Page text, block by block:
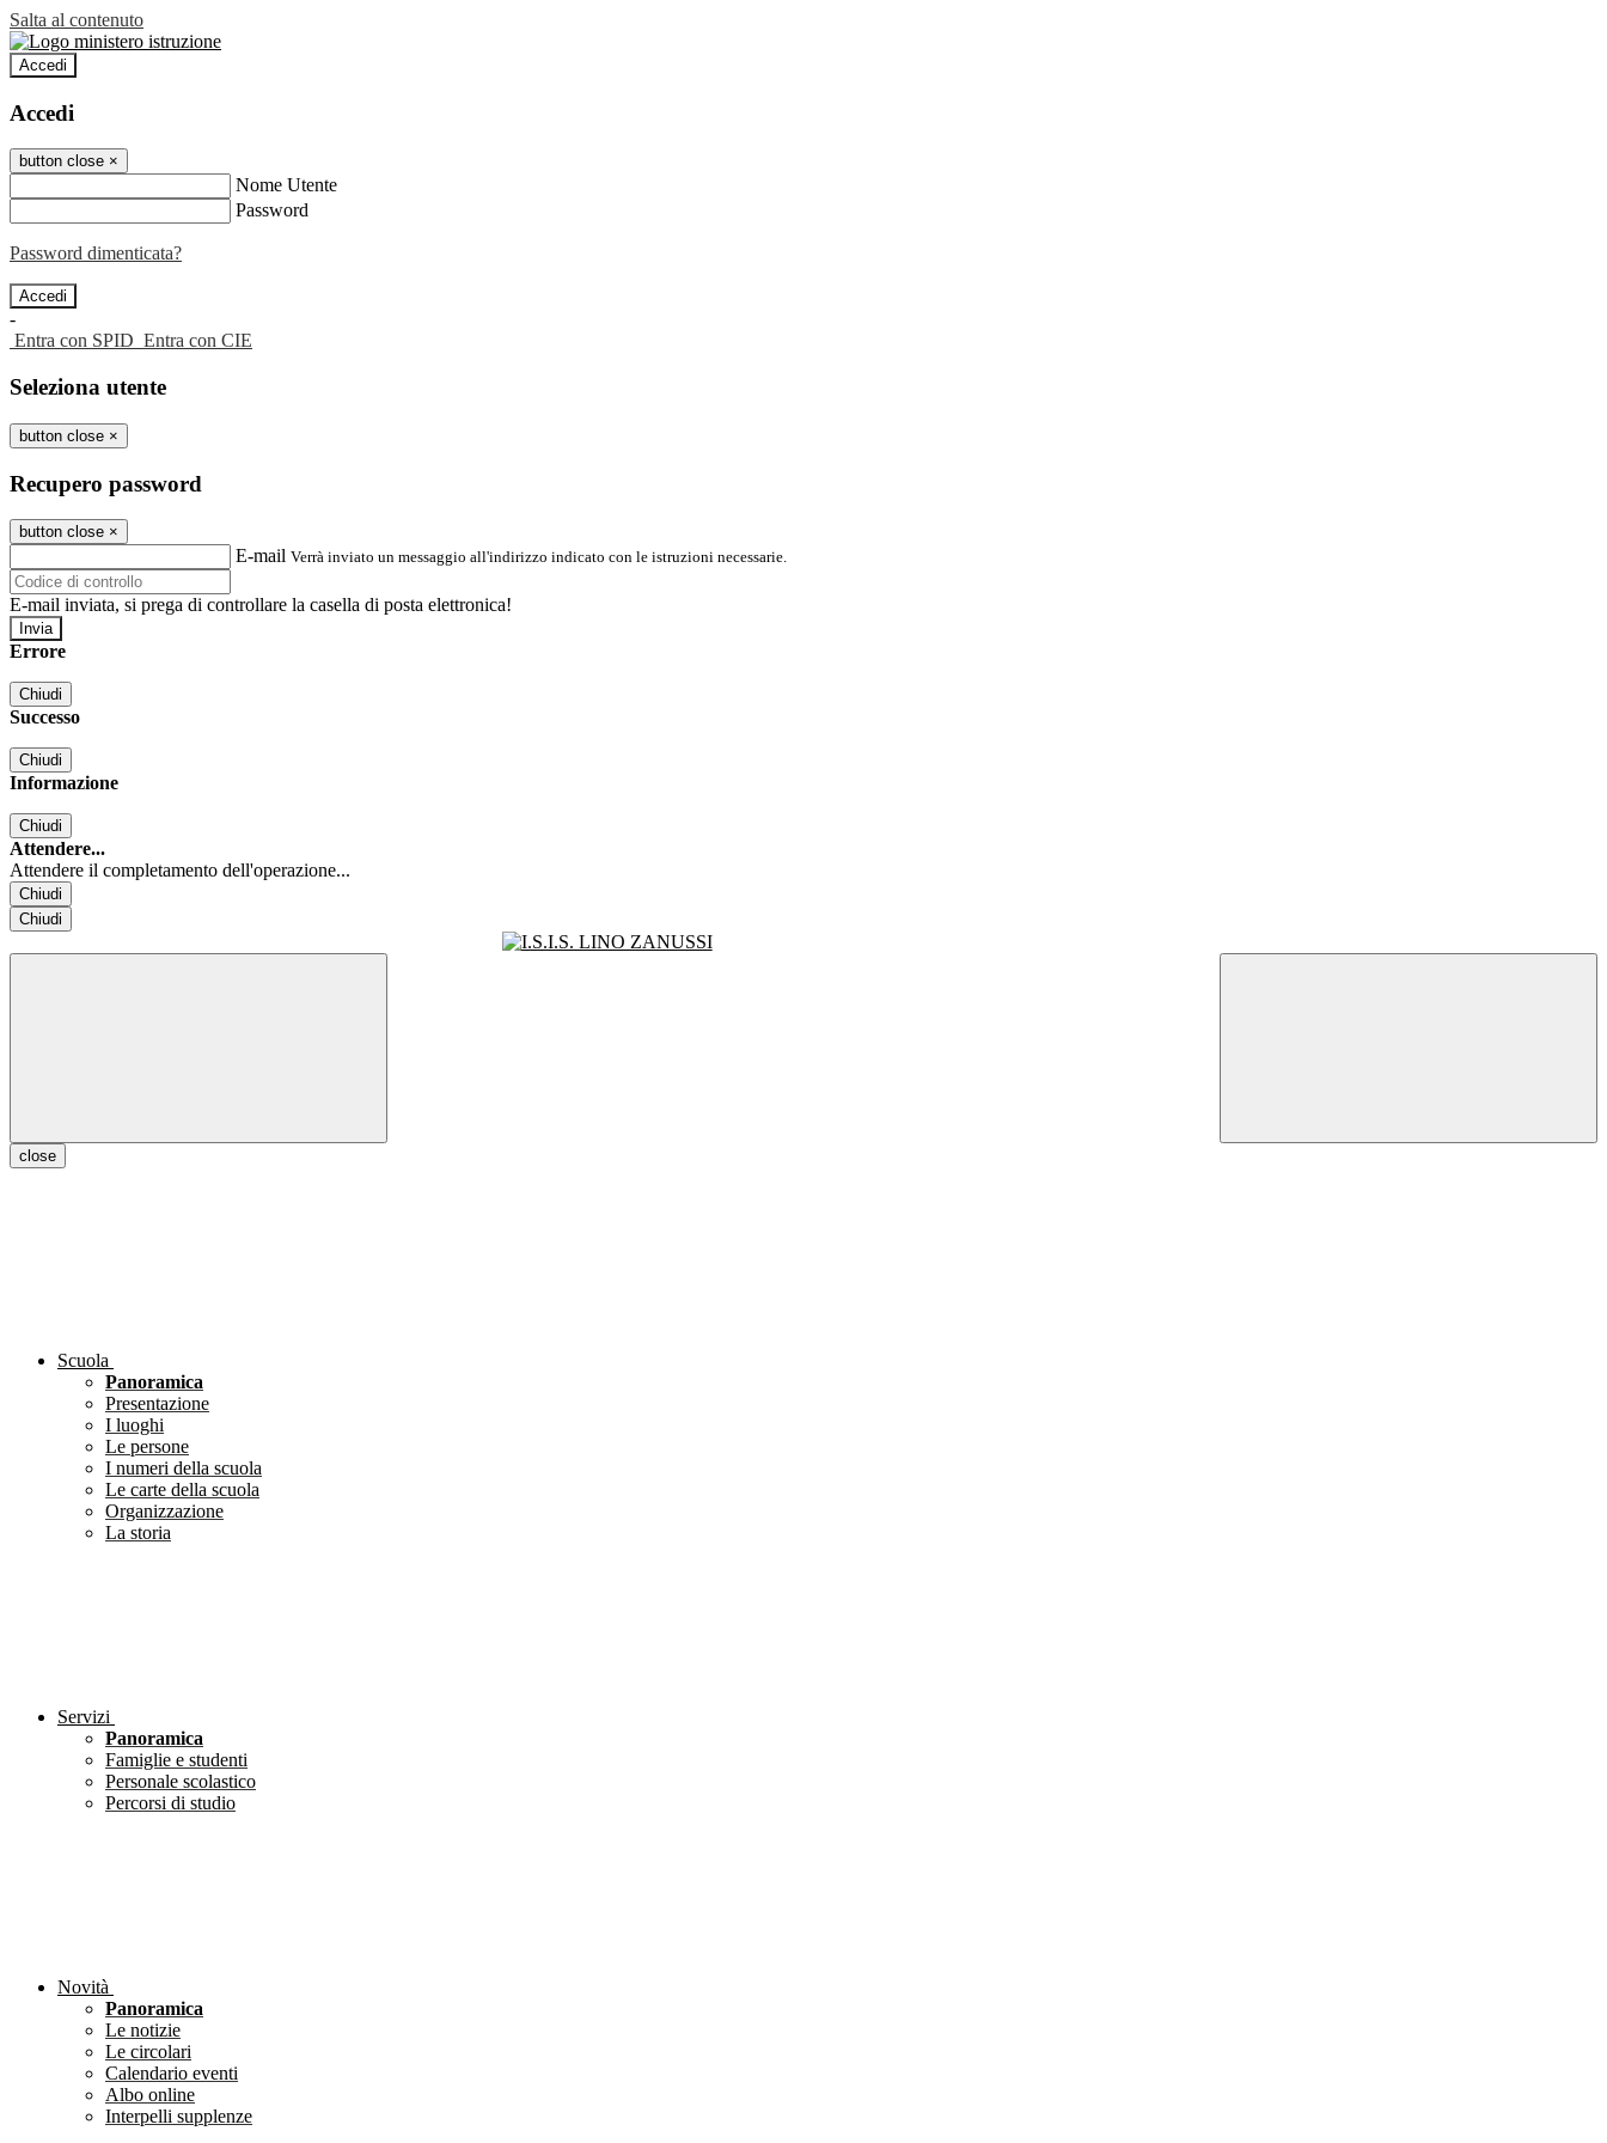
Salta al contenuto
Accedi
Accedi
button close ×
Nome Utente
Password
Password dimenticata?
-
Entra con SPID Entra con CIE
Seleziona utente
button close ×
Recupero password
button close ×
E-mail Verrà inviato un messaggio all'indirizzo indicato con le istruzioni necessarie.
E-mail inviata, si prega di controllare la casella di posta elettronica!
Errore
Chiudi
Successo
Chiudi
Informazione
Chiudi
Attendere...
Attendere il completamento dell'operazione...
Chiudi
Chiudi
close
Scuola
Panoramica
Presentazione
I luoghi
Le persone
I numeri della scuola
Le carte della scuola
Organizzazione
La storia
Servizi
Panoramica
Famiglie e studenti
Personale scolastico
Percorsi di studio
Novità
Panoramica
Le notizie
Le circolari
Calendario eventi
Albo online
Interpelli supplenze